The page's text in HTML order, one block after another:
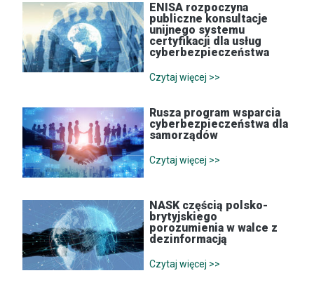
ENISA rozpoczyna
publiczne konsultacje
unijnego systemu
certyfikacji dla usług
cyberbezpieczeństwa
Czytaj więcej >>
Rusza program wsparcia
cyberbezpieczeństwa dla
samorządów
Czytaj więcej >>
NASK częścią polsko-
brytyjskiego
porozumienia w walce z
dezinformacją
Czytaj więcej >>